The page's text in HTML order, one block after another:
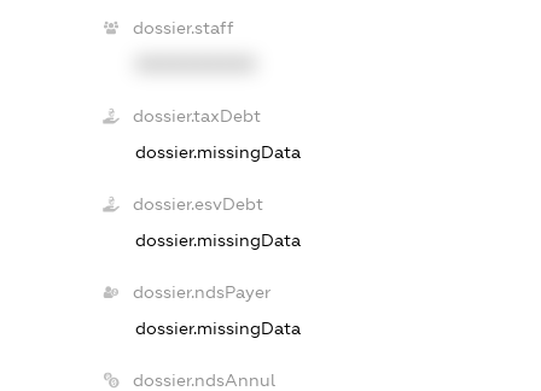
dossier.staff
dossier.taxDebt
dossier.missingData
dossier.esvDebt
dossier.missingData
dossier.ndsPayer
dossier.missingData
dossier.ndsAnnul